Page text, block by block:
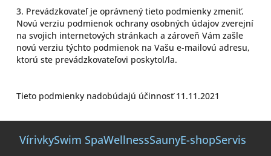
3. Prevádzkovateľ je oprávnený tieto podmienky zmeniť.
Novú verziu podmienok ochrany osobných údajov zverejní
na svojich internetových stránkach a zároveň Vám zašle
novú verziu týchto podmienok na Vašu e-mailovú adresu,
ktorú ste prevádzkovateľovi poskytol/la.
Tieto podmienky nadobúdajú účinnosť 11.11.2021
VírivkySwim SpaWellnessSaunyE-shopServis